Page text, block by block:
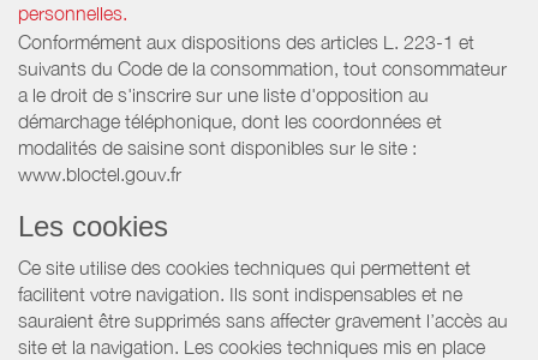
personnelles.
Conformément aux dispositions des articles L. 223-1 et
suivants du Code de la consommation, tout consommateur
a le droit de s'inscrire sur une liste d'opposition au
démarchage téléphonique, dont les coordonnées et
modalités de saisine sont disponibles sur le site :
www.bloctel.gouv.fr
Les cookies
Ce site utilise des cookies techniques qui permettent et
facilitent votre navigation. Ils sont indispensables et ne
sauraient être supprimés sans affecter gravement l’accès au
site et la navigation. Les cookies techniques mis en place